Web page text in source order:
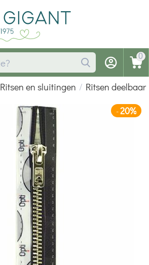
0
Ritsen en sluitingen / Ritsen deelbaar
-20%